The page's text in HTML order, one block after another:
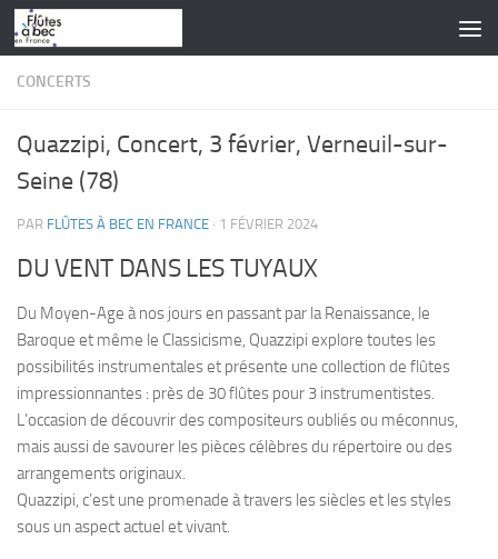
Skip to content
CONCERTS
Quazzipi, Concert, 3 février, Verneuil-sur-
Seine (78)
PAR FLÛTES À BEC EN FRANCE · 1 FÉVRIER 2024
DU VENT DANS LES TUYAUX
Du Moyen-Age à nos jours en passant par la Renaissance, le
Baroque et même le Classicisme, Quazzipi explore toutes les
possibilités instrumentales et présente une collection de flûtes
impressionnantes : près de 30 flûtes pour 3 instrumentistes.
L’occasion de découvrir des compositeurs oubliés ou méconnus,
mais aussi de savourer les pièces célèbres du répertoire ou des
arrangements originaux.
Quazzipi, c’est une promenade à travers les siècles et les styles
sous un aspect actuel et vivant.